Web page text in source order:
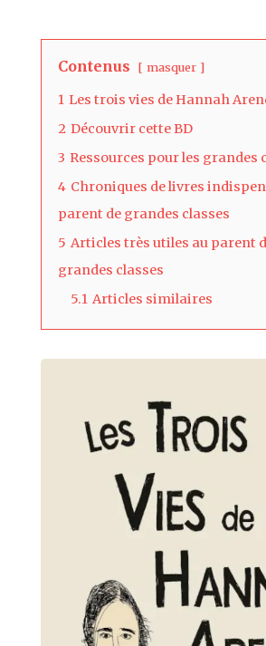
Contenus masquer
1 Les trois vies de Hannah
2 Découvrir cette BD
3 Ressources pour les grandes
4 Chroniques de livres
parent de grandes classes
5 Articles très utiles au parent
grandes classes
5.1 Articles similaires